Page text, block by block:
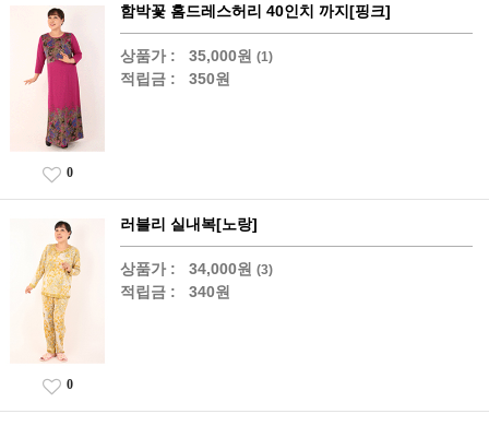
함박꽃 홈드레스허리 40인치 까지[핑크]
상품가 : 35,000원 (1)
적립금 : 350원
0
러블리 실내복[노랑]
상품가 : 34,000원 (3)
적립금 : 340원
0